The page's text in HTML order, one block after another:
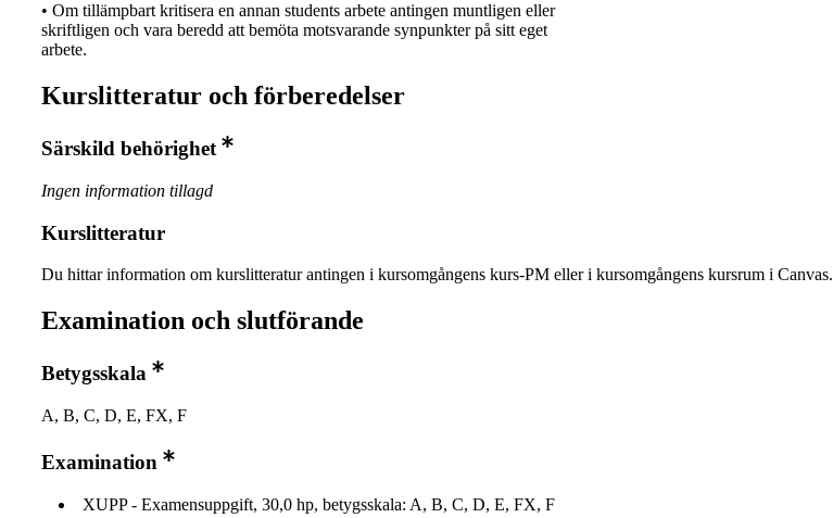
• Om tillämpbart kritisera en annan students arbete antingen muntligen eller
skriftligen och vara beredd att bemöta motsvarande synpunkter på sitt eget
arbete.
Kurslitteratur och förberedelser
Särskild behörighet
Ingen information tillagd
Kurslitteratur
Du hittar information om kurslitteratur antingen i kursomgångens kurs-PM eller i kursomgångens kursrum i Canvas.
Examination och slutförande
Betygsskala
A, B, C, D, E, FX, F
Examination
XUPP - Examensuppgift, 30,0 hp, betygsskala: A, B, C, D, E, FX, F